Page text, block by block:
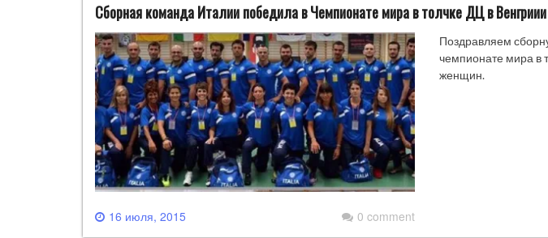
Сборная команда Италии победила в Чемпионате мира в толчке ДЦ в Венгриии
16 июля, 2015 0 comment
Поздравляем
чемпионате мира в
женщин.